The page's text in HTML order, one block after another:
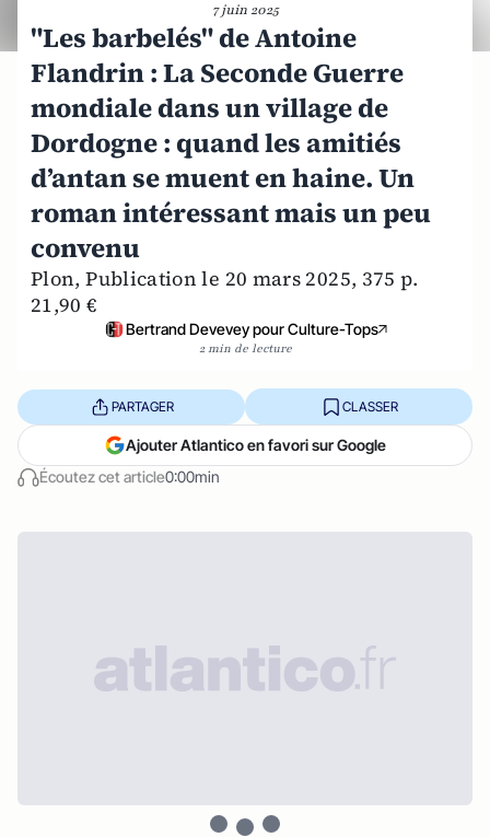
7 juin 2025
"Les barbelés" de Antoine
Flandrin : La Seconde Guerre
mondiale dans un village de
Dordogne : quand les amitiés
d’antan se muent en haine. Un
roman intéressant mais un peu
convenu
Plon, Publication le 20 mars 2025, 375 p.
21,90 €
Bertrand Devevey pour Culture-Tops
2 min de lecture
Écoutez cet article0:00min
PARTAGER CLASSER
Ajouter Atlantico en favori sur Google